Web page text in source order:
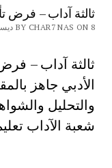
ثالثة آداب – فرض تأليفي عــ3ــدد
BY CHAR7 NAS ON 8 ديسمبر، 2025
الأدبي جاهز
والتحليل
شعبة الآداب